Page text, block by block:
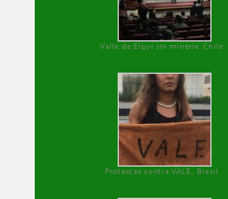
Valle de Elqui sin minería. Chile
Protestas contra VALE, Brasil